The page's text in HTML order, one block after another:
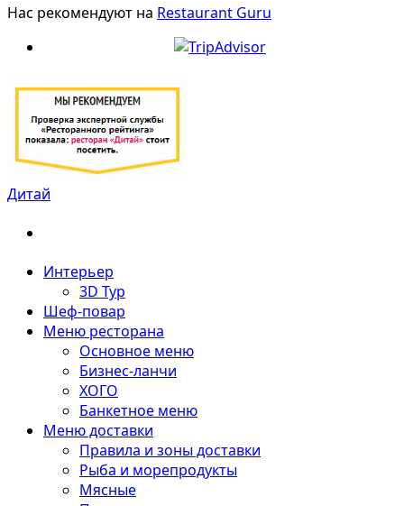
Нас рекомендуют на Restaurant Guru
Дитай
Интерьер
3D Тур
Шеф-повар
Меню ресторана
Основное меню
Бизнес-ланчи
ХОГО
Банкетное меню
Меню доставки
Правила и зоны доставки
Рыба и морепродукты
Мясные